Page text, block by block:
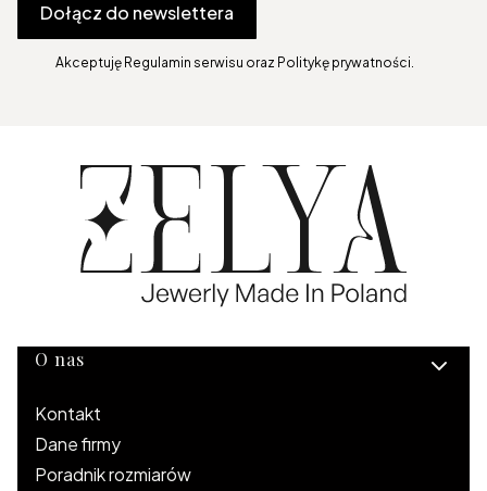
Dołącz do newslettera
Akceptuję Regulamin serwisu oraz Politykę prywatności.
Linki w stopce
O nas
Kontakt
Dane firmy
Poradnik rozmiarów